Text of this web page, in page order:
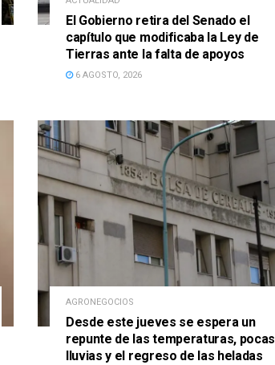
El Gobierno retira del Senado el
capítulo que modificaba la Ley de
Tierras ante la falta de apoyos
6 AGOSTO, 2026
AGRONEGOCIOS
Desde este jueves se espera un
repunte de las temperaturas, pocas
lluvias y el regreso de las heladas